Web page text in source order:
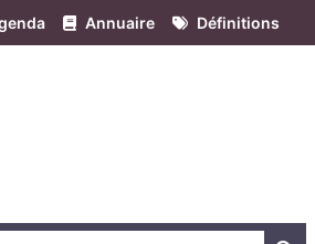
Annuaire Définitions